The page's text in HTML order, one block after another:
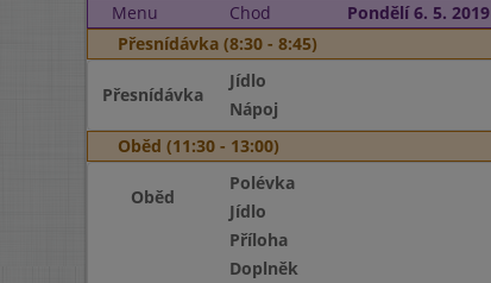
Menu
Chod Pondělí 6. 5. 2019
Přesnídávka (8:30 - 8:45)
Přesnídávka
Jídlo
Nápoj
Oběd (11:30 - 13:00)
Oběd
Polévka
Jídlo
Příloha
Doplněk